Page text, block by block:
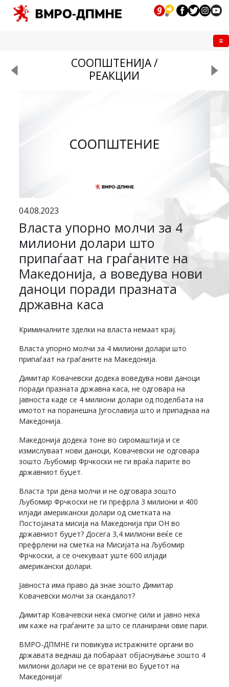
СООПШТЕНИЈА /
РЕАКЦИИ
04.08.2023
Власта упорно молчи за 4
милиони долари што
припаѓаат на граѓаните на
Македонија, а воведува нови
даноци поради празната
државна каса
Криминалните зделки на власта немаат крај.
Власта упорно молчи за 4 милиони долари што
припаѓаат на граѓаните на Македонија.
Димитар Ковачевски додека воведува нови даноци
поради празната државна каса, не одговара на
јавноста каде се 4 милиони долари од поделбата на
имотот на поранешна Југославија што и припаднаа на
Македонија.
Македонија додека тоне во сиромаштија и се
измислуваат нови даноци, Ковачевски не одговара
зошто Љубомир Фрчкоски не ги враќа парите во
државниот буџет.
Власта три дена молчи и не одговара зошто
Љубомир Фрчкоски не ги префрла 3 милиони и 400
илјади американски долари од сметката на
Постојаната мисија на Македонија при ОН во
државниот буџет? Досега 3,4 милиони веќе се
префрлени на сметка на Мисијата на Љубомир
Фрчкоски, а се очекуваат уште 600 илјади
американски долари.
Јавноста има право да знае зошто Димитар
Ковачевски молчи за скандалот?
Димитар Ковачевски нека смогне сили и јавно нека
им каже на граѓаните за што се планирани овие пари.
ВМРО-ДПМНЕ ги повикува истражните органи во
државата веднаш да побараат објаснување зошто 4
милиони долари не се вратени во Буџетот на
Македонија!